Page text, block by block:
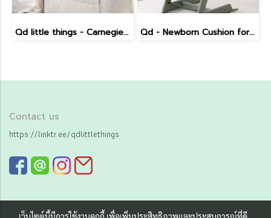
Qd little things - Carnegie Electric Recliner Qd - Newborn Cushion for Tripp Trapp
Contact us
https://linktr.ee/qdlittlethings